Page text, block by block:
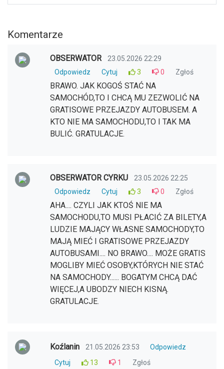
Komentarze
OBSERWATOR
23.05.2026 22:29
Odpowiedz
Cytuj 3 0 Zgłoś
BRAWO. JAK KOGOŚ STAĆ NA
SAMOCHÓD,TO I CHCĄ MU ZEZWOLIĆ NA
GRATISOWE PRZEJAZDY AUTOBUSEM. A
KTO NIE MA SAMOCHODU,TO I TAK MA
BULIĆ. GRATULACJE.
OBSERWATOR CYRKU
23.05.2026 22:25
Odpowiedz
Cytuj 3 0 Zgłoś
AHA.... CZYLI JAK KTOŚ NIE MA
SAMOCHODU,TO MUSI PŁACIĆ ZA BILETY,A
LUDZIE MAJĄCY WŁASNE SAMOCHODY,TO
MAJĄ MIEĆ I GRATISOWE PRZEJAZDY
AUTOBUSAMI.... NO BRAWO.... MOŻE GRATIS
MOGLIBY MIEĆ OSOBY,KTÓRYCH NIE STAĆ
NA SAMOCHODY...... BOGATYM CHCĄ DAĆ
WIĘCEJ,A UBODZY NIECH KISNĄ.
GRATULACJE.
Koźlanin 21.05.2026 23:53
Odpowiedz
Cytuj
13 1 Zgłoś